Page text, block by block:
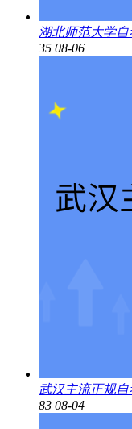
湖北师范大学
35 08-06
武汉主流正规
83 08-04